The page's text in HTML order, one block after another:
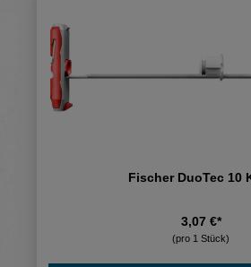
Fischer DuoTec 10
3,07 €*
(pro 1 Stück)